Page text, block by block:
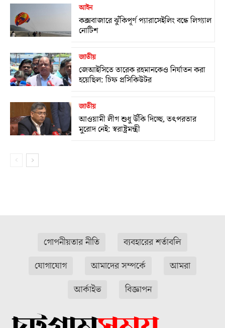
আইন
কক্সবাজারে ঝুঁকিপূর্ণ প্যারাসেইলিং বন্ধে লিগ্যাল
নোটিশ
জাতীয়
জেআইসিতে তারেক রহমানকেও নির্যাতন করা
হয়েছিল: চিফ প্রসিকিউটর
জাতীয়
আওয়ামী লীগ শুধু উঁকি দিচ্ছে, তৎপরতার
মুরোদ নেই: স্বরাষ্ট্রমন্ত্রী
গোপনীয়তার নীতি
ব্যবহারের শর্তাবলি
যোগাযোগ
আমাদের সম্পর্কে
আমরা
আর্কাইভ
বিজ্ঞাপন